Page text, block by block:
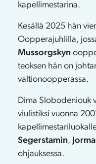
kapellimestarina.
Kesällä 2025 hän
Oopperajuhlilla,
Mussorgskyn
teoksen hän on
valtionoopperassa.
Dima Slobodeniouk
viulistiksi vuonna
Segerstamin,
ohjauksessa.